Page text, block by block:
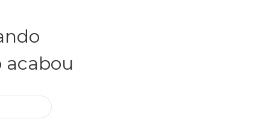
acabou